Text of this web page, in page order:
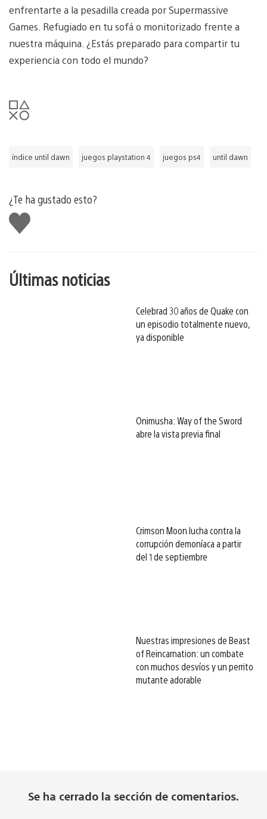
enfrentarte a la pesadilla creada por Supermassive
Games. Refugiado en tu sofá o monitorizado frente a
nuestra máquina. ¿Estás preparado para compartir tu
experiencia con todo el mundo?
índice until dawn juegos playstation 4 juegos ps4 until dawn
¿Te ha gustado esto?
Me
gusta
Últimas noticias
Celebrad 30 años de Quake con
un episodio totalmente nuevo,
ya disponible
Onimusha: Way of the Sword
abre la vista previa final
Crimson Moon lucha contra la
corrupción demoníaca a partir
del 1 de septiembre
Nuestras impresiones de Beast
of Reincarnation: un combate
con muchos desvíos y un perrito
mutante adorable
Se ha cerrado la sección de comentarios.